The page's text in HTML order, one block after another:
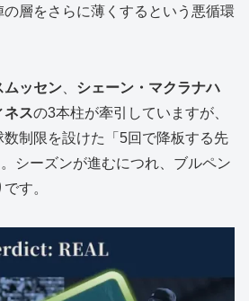
の層をさらに薄くするという悪循環
ムッセン
シェーン・マクラナハ
ネスの3本柱が牽引していますが、
制限を設けた「5回で降板する先
シーズンが進むにつれ、ブルペン
す。